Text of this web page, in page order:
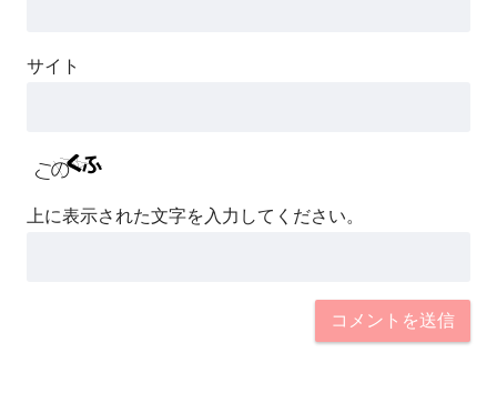
サイト
上に表示された文字を入力してください。